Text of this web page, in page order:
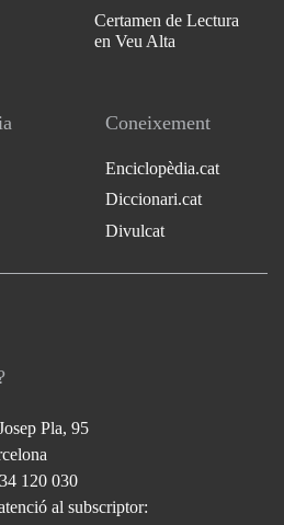
Certamen de Lectura
en Veu Alta
Coneixement
Enciclopèdia.cat
Diccionari.cat
Divulcat
Pla, 95
120 030
al subscriptor: